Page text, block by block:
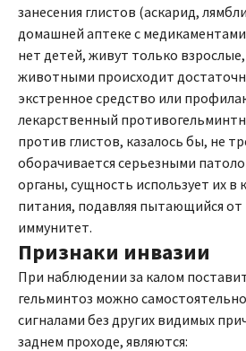
занесения глистов (аскарид,
домашней аптеке с
нет детей, живут только
животными происходит
экстренное средство или
лекарственный
против глистов, казалось бы, не
оборачивается серьезными
органы, сущность использует их в
питания, подавляя пытающийся от
иммунитет.
Признаки инвазии
При наблюдении за калом
гельминтоз можно
сигналами без других видимых
заднем проходе, являются: